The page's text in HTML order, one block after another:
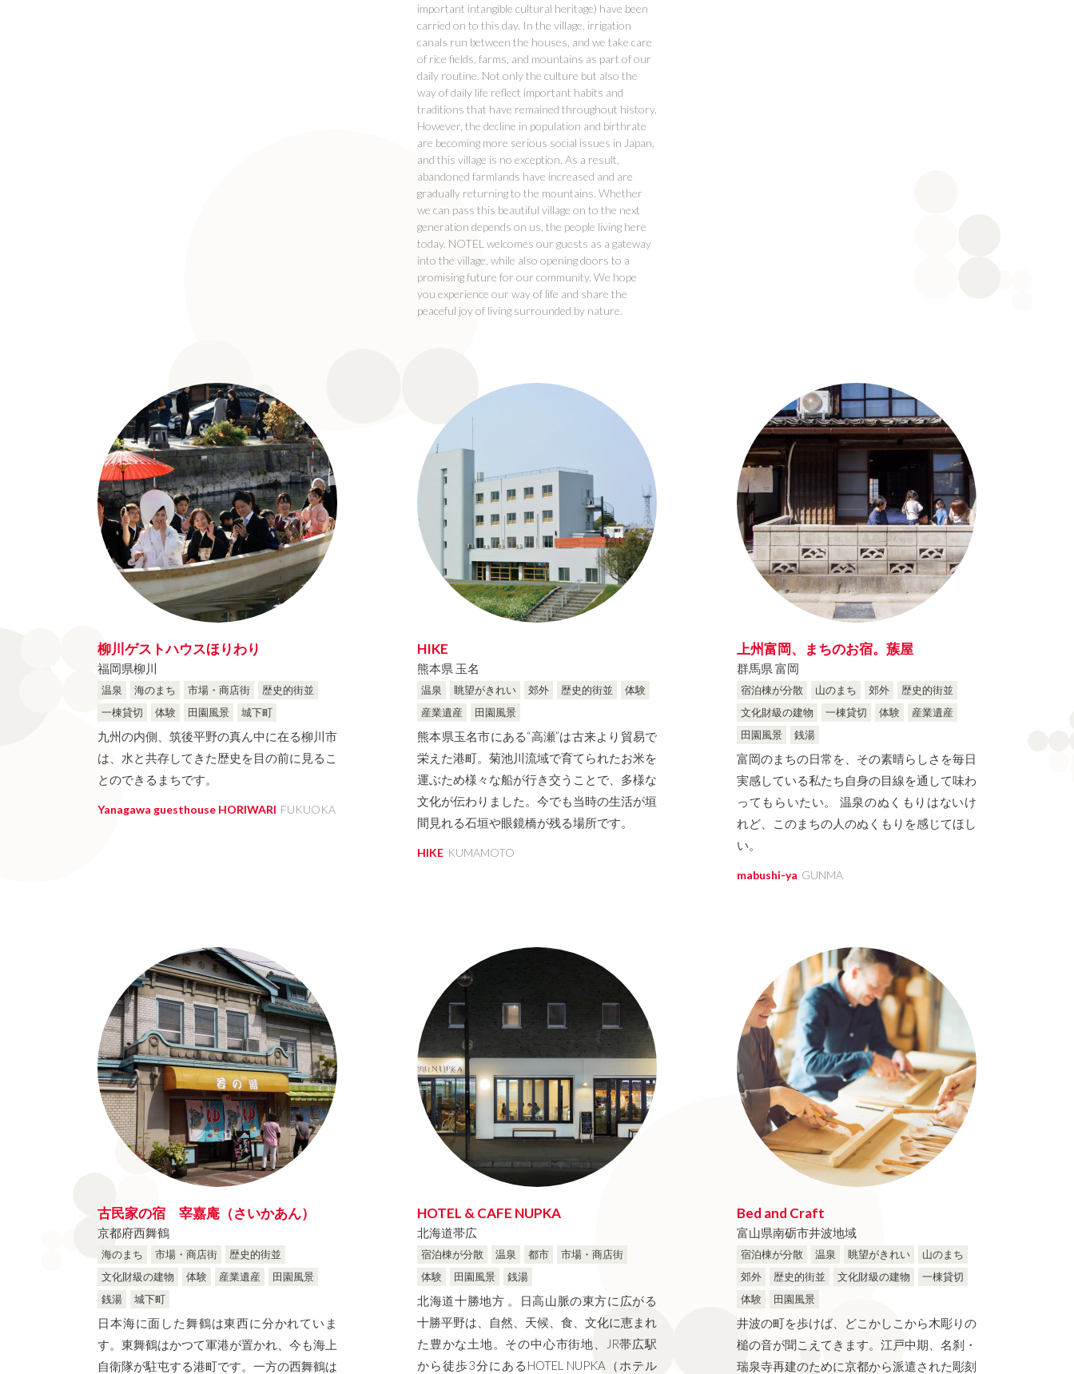
important intangible cultural heritage) have been
carried on to this day. In the village, irrigation
canals run between the houses, and we take care
of rice fields, farms, and mountains as part of our
daily routine. Not only the culture but also the
way of daily life reflect important habits and
traditions that have remained throughout history.
However, the decline in population and birthrate
are becoming more serious social issues in Japan,
and this village is no exception. As a result,
abandoned farmlands have increased and are
gradually returning to the mountains. Whether
we can pass this beautiful village on to the next
generation depends on us, the people living here
today. NOTEL welcomes our guests as a gateway
into the village, while also opening doors to a
promising future for our community. We hope
you experience our way of life and share the
peaceful joy of living surrounded by nature.
柳川ゲストハウスほりわり
福岡県柳川
温泉 海のまち 市場・商店街
歴史的街並
一棟貸切
体験 田園風景 城下町
九州の内側、筑後平野の真ん中に在る柳川市
は、水と共存してきた歴史を目の前に見るこ
とのできるまちです。
Yanagawa guesthouse HORIWARI FUKUOKA
HIKE
熊本県 玉名
温泉 眺望がきれい 郊外 歴史的街並
体験
産業遺産
田園風景
熊本県玉名市にある“高瀬”は古来より貿易で
栄えた港町。菊池川流域で育てられたお米を
運ぶため様々な船が行き交うことで、多様な
文化が伝わりました。今でも当時の生活が垣
間見れる石垣や眼鏡橋が残る場所です。
HIKE KUMAMOTO
上州富岡、まちのお宿。蔟屋
群馬県 富岡
宿泊棟が分散 山のまち 郊外
歴史的街並
文化財級の建物
一棟貸切 体験
産業遺産
田園風景
銭湯
富岡のまちの日常を、その素晴らしさを毎日
実感している私たち自身の目線を通して味わ
ってもらいたい。 温泉のぬくもりはないけ
れど、このまちの人のぬくもりを感じてほし
い。
mabushi-ya GUNMA
古民家の宿 宰嘉庵（さいかあん）
京都府西舞鶴
海のまち 市場・商店街
歴史的街並
文化財級の建物
体験 産業遺産
田園風景
銭湯
城下町
日本海に面した舞鶴は東西に分かれていま
す。東舞鶴はかつて軍港が置かれ、今も海上
自衛隊が駐屯する港町です。一方の西舞鶴は
HOTEL & CAFE NUPKA
北海道帯広
宿泊棟が分散 温泉 都市
市場・商店街
体験
田園風景 銭湯
北海道十勝地方 。日高山脈の東方に広がる
十勝平野は、自然、天候、食、文化に恵まれ
た豊かな土地。その中心市街地、JR帯広駅
から徒歩3分にあるHOTEL NUPKA（ホテル
Bed and Craft
富山県南砺市井波地域
宿泊棟が分散 温泉 眺望がきれい
山のまち
郊外
歴史的街並 文化財級の建物
一棟貸切
体験
田園風景
井波の町を歩けば、どこかしこから木彫りの
槌の音が聞こえてきます。江戸中期、名刹・
瑞泉寺再建のために京都から派遣された彫刻